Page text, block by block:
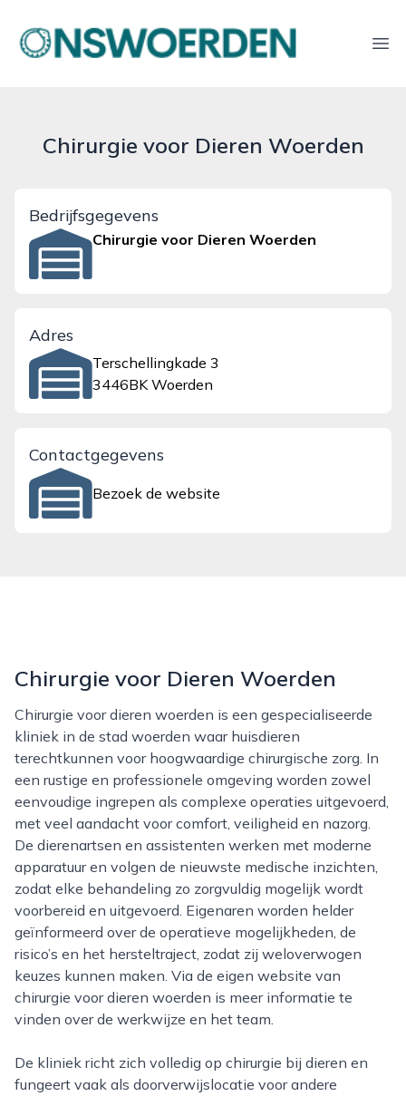
onswoerden.nl
Chirurgie voor Dieren Woerden
Bedrijfsgegevens
Chirurgie voor Dieren Woerden
Adres
Terschellingkade 3
3446BK Woerden
Contactgegevens
Bezoek de website
Chirurgie voor Dieren Woerden
Chirurgie voor dieren woerden is een gespecialiseerde
kliniek in de stad woerden waar huisdieren
terechtkunnen voor hoogwaardige chirurgische zorg. In
een rustige en professionele omgeving worden zowel
eenvoudige ingrepen als complexe operaties uitgevoerd,
met veel aandacht voor comfort, veiligheid en nazorg.
De dierenartsen en assistenten werken met moderne
apparatuur en volgen de nieuwste medische inzichten,
zodat elke behandeling zo zorgvuldig mogelijk wordt
voorbereid en uitgevoerd. Eigenaren worden helder
geïnformeerd over de operatieve mogelijkheden, de
risico’s en het hersteltraject, zodat zij weloverwogen
keuzes kunnen maken. Via de eigen website van
chirurgie voor dieren woerden is meer informatie te
vinden over de werkwijze en het team.
De kliniek richt zich volledig op chirurgie bij dieren en
fungeert vaak als doorverwijslocatie voor andere